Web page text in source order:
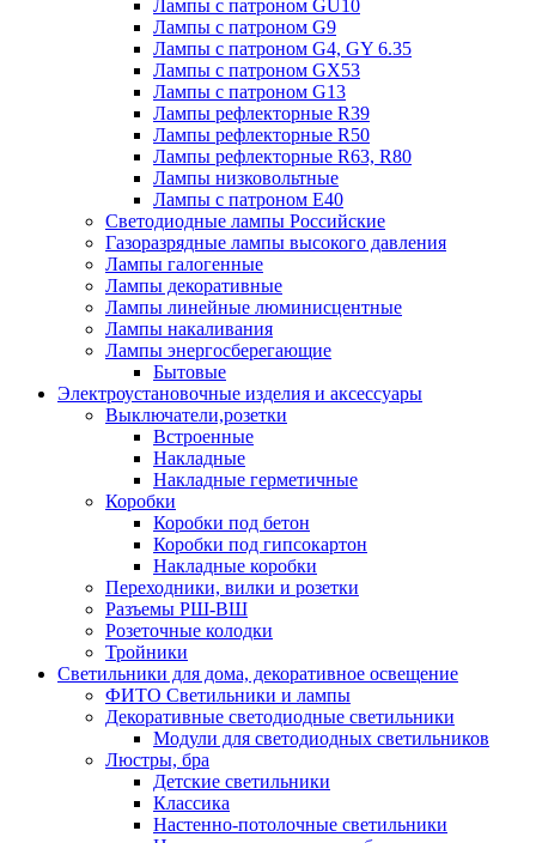
Лампы с патроном GU10
Лампы с патроном G9
Лампы с патроном G4, GY 6.35
Лампы с патроном GX53
Лампы с патроном G13
Лампы рефлекторные R39
Лампы рефлекторные R50
Лампы рефлекторные R63, R80
Лампы низковольтные
Лампы с патроном Е40
Светодиодные лампы Российские
Газоразрядные лампы высокого давления
Лампы галогенные
Лампы декоративные
Лампы линейные люминисцентные
Лампы накаливания
Лампы энергосберегающие
Бытовые
Электроустановочные изделия и аксессуары
Выключатели,розетки
Встроенные
Накладные
Накладные герметичные
Коробки
Коробки под бетон
Коробки под гипсокартон
Накладные коробки
Переходники, вилки и розетки
Разъемы РШ-ВШ
Розеточные колодки
Тройники
Светильники для дома, декоративное освещение
ФИТО Светильники и лампы
Декоративные светодиодные светильники
Модули для светодиодных светильников
Люстры, бра
Детские светильники
Классика
Настенно-потолочные светильники